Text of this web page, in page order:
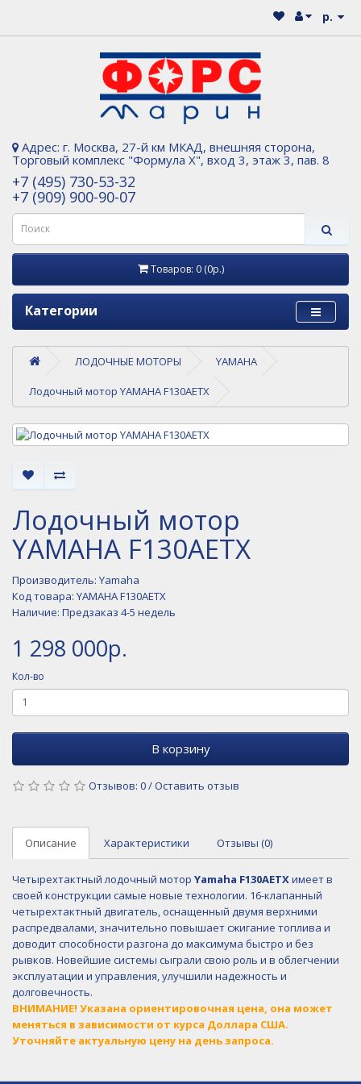
р.
Адрес: г. Москва, 27-й км МКАД, внешняя сторона,
Торговый комплекс "Формула Х", вход 3, этаж 3, пав. 8
+7 (495) 730-53-32
+7 (909) 900-90-07
Товаров: 0 (0р.)
Категории
ЛОДОЧНЫЕ МОТОРЫ YAMAHA
Лодочный мотор YAMAHA F130AETX
Лодочный мотор
YAMAHA F130AETX
Производитель: Yamaha
Код товара: YAMAHA F130AETX
Наличие: Предзаказ 4-5 недель
1 298 000р.
Кол-во
В корзину
Отзывов: 0/Оставить отзыв
Описание Характеристики Отзывы (0)
Четырехтактный лодочный мотор Yamaha F130AETXимеет в
своей конструкции самые новые технологии. 16-клапанный
четырехтактный двигатель, оснащенный двумя верхними
распредвалами, значительно повышает сжигание топлива и
доводит способности разгона до максимума быстро и без
рывков. Новейшие системы сыграли свою роль и в облегчении
эксплуатации и управления, улучшили надежность и
долговечность.
ВНИМАНИЕ! Указана ориентировочная цена, она может
меняться в зависимости от курса Доллара США.
Уточняйте актуальную цену на день запроса.